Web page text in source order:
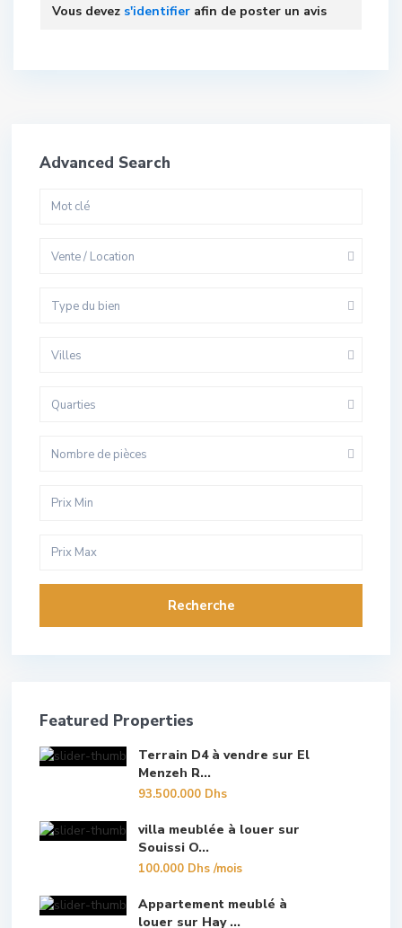
Vous devez s'identifier afin de poster un avis
Advanced Search
Vente / Location
Type du bien
Villes
Quarties
Nombre de pièces
Recherche
Featured Properties
Terrain D4 à vendre sur El
Menzeh R...
93.500.000 Dhs
villa meublée à louer sur
Souissi O...
100.000 Dhs/mois
Appartement meublé à
louer sur Hay ...